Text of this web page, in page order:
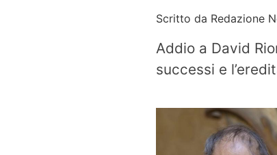
Scritto da Redazione
Addio a David
successi e